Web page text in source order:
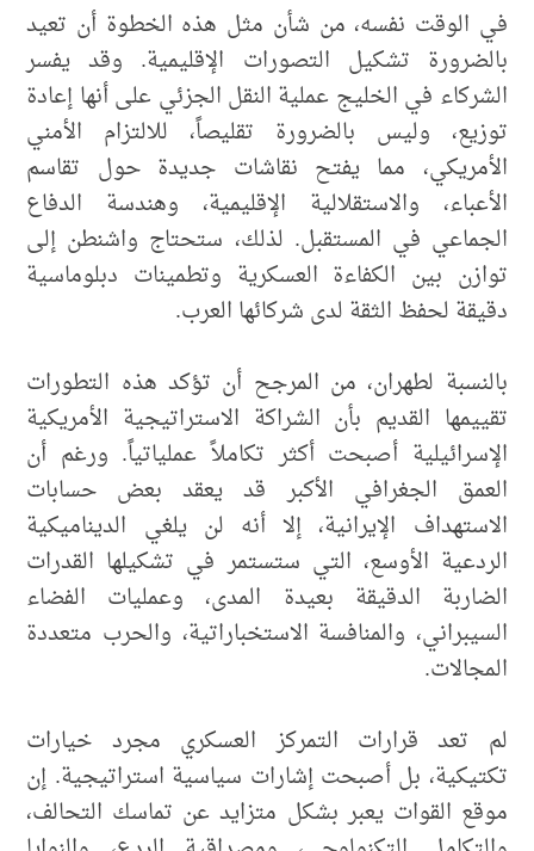
في الوقت نفسه، من شأن مثل هذه الخطوة أن تعيد
بالضرورة تشكيل التصورات الإقليمية. وقد يفسر
الشركاء في الخليج عملية النقل الجزئي على أنها إعادة
توزيع، وليس بالضرورة تقليصاً، للالتزام الأمني
الأمريكي، مما يفتح نقاشات جديدة حول تقاسم
الأعباء، والاستقلالية الإقليمية، وهندسة الدفاع
الجماعي في المستقبل. لذلك، ستحتاج واشنطن إلى
توازن بين الكفاءة العسكرية وتطمينات دبلوماسية
دقيقة لحفظ الثقة لدى شركائها العرب.
بالنسبة لطهران، من المرجح أن تؤكد هذه التطورات
تقييمها القديم بأن الشراكة الاستراتيجية الأمريكية
الإسرائيلية أصبحت أكثر تكاملاً عملياتياً. ورغم أن
العمق الجغرافي الأكبر قد يعقد بعض حسابات
الاستهداف الإيرانية، إلا أنه لن يلغي الديناميكية
الردعية الأوسع، التي ستستمر في تشكيلها القدرات
الضاربة الدقيقة بعيدة المدى، وعمليات الفضاء
السيبراني، والمنافسة الاستخباراتية، والحرب متعددة
المجالات.
لم تعد قرارات التمركز العسكري مجرد خيارات
تكتيكية، بل أصبحت إشارات سياسية استراتيجية. إن
موقع القوات يعبر بشكل متزايد عن تماسك التحالف،